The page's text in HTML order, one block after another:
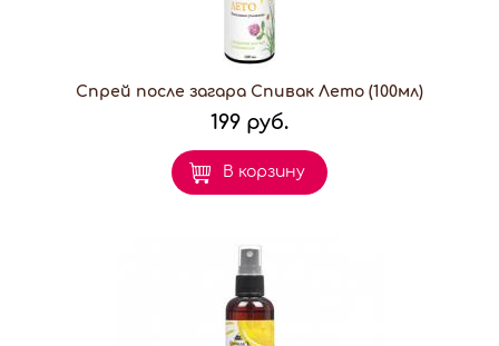
Спрей после загара Спивак Лето (100мл)
199 руб.
В корзину